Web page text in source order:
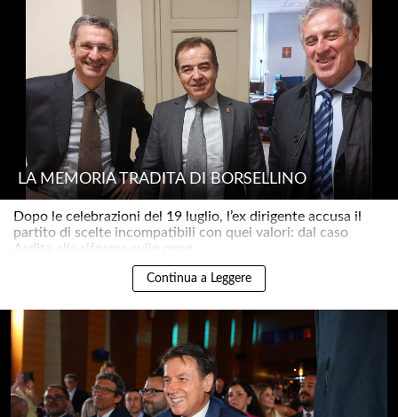
LA MEMORIA TRADITA DI BORSELLINO
Dopo le celebrazioni del 19 luglio, l’ex dirigente accusa il
partito di scelte incompatibili con quei valori: dal caso
Ardita alla riforma sulle pene..
Continua a Leggere